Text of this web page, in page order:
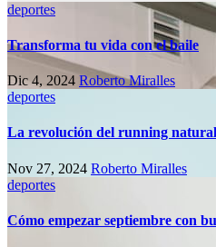
deportes
Transforma tu vida con el baile
Dic 4, 2024 Roberto Miralles
deportes
La revolución del running natural
Nov 27, 2024 Roberto Miralles
deportes
Cómo empezar septiembre con